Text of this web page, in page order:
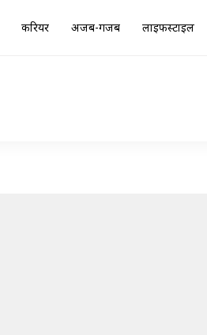
करियर अजब-गजब लाइफस्टाइल